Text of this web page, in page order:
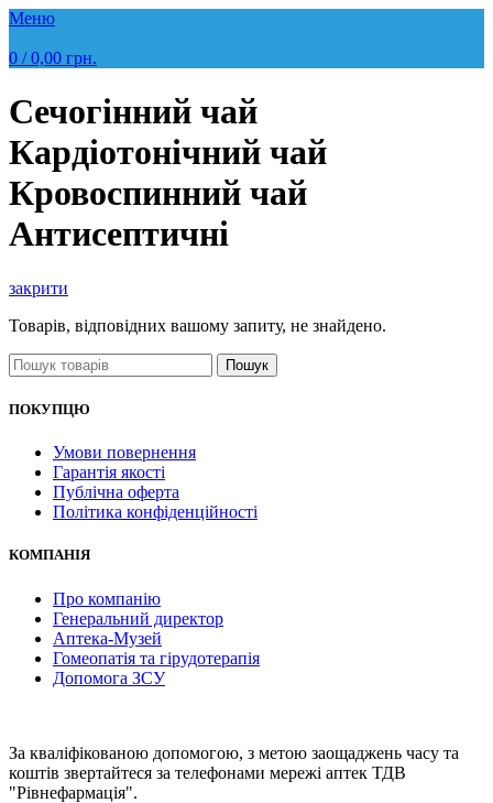
Меню
0 / 0,00 грн.
Сечогінний чай
Кардіотонічний чай
Кровоспинний чай
Антисептичні
закрити
Товарів, відповідних вашому запиту, не знайдено.
Пошук
ПОКУПЦЮ
Умови повернення
Гарантія якості
Публічна оферта
Політика конфіденційності
КОМПАНІЯ
Про компанію
Генеральний директор
Аптека-Музей
Гомеопатія та гірудотерапія
Допомога ЗСУ
За кваліфікованою допомогою, з метою заощаджень часу та
коштів звертайтеся за телефонами мережі аптек ТДВ
"Рівнефармація".